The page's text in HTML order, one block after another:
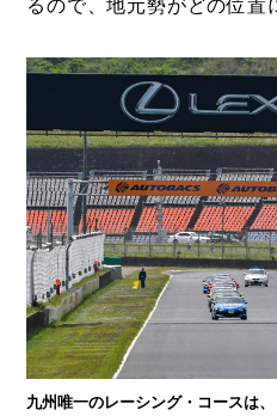
るので、地元勢がどの位置
九州唯一のレーシング・コースは